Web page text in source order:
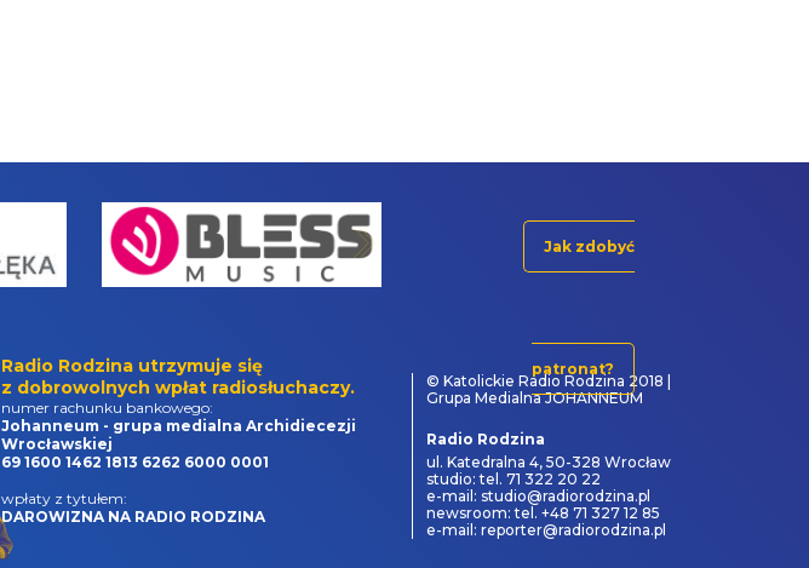
Jak zdobyć
patronat?
Radio Rodzina utrzymuje się
z dobrowolnych wpłat radiosłuchaczy.
numer rachunku bankowego:
Johanneum - grupa medialna Archidiecezji
Wrocławskiej
69 1600 1462 1813 6262 6000 0001
wpłaty z tytułem:
DAROWIZNA NA RADIO RODZINA
© Katolickie Radio Rodzina 2018 |
Grupa Medialna JOHANNEUM
Radio Rodzina
ul. Katedralna 4, 50-328 Wrocław
studio: tel. 71 322 20 22
e-mail: studio@radiorodzina.pl
newsroom: tel. +48 71 327 12 85
e-mail: reporter@radiorodzina.pl